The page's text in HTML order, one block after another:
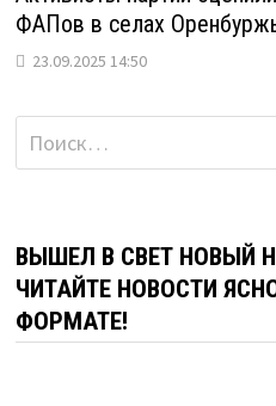
ФАПов в селах
23.09.2025 14:50
Найти:
ВЫШЕЛ В СВЕТ НОВЫЙ
ЧИТАЙТЕ НОВОСТИ
ФОРМАТЕ!